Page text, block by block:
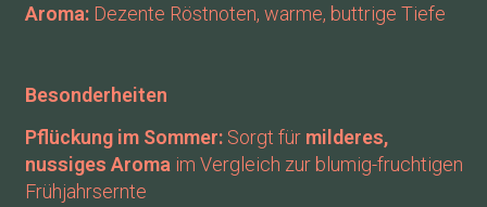
Aroma:Dezente Röstnoten, warme, buttrige Tiefe
Besonderheiten
Pflückung im Sommer:Sorgt für milderes,
nussiges Aroma im Vergleich zur blumig-fruchtigen
Frühjahrsernte